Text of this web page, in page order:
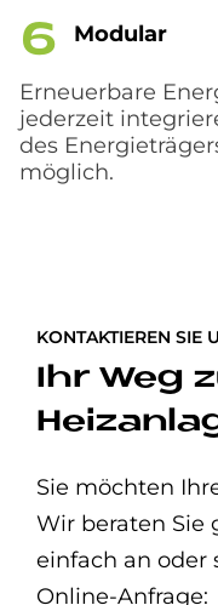
Mo­du­lar
Erneuerbare
jederzeit
des
möglich.
KONTAKTIEREN SIE
Ihr Weg
Sie möchten
Wir beraten Sie
einfach an oder
Online-Anfrage: